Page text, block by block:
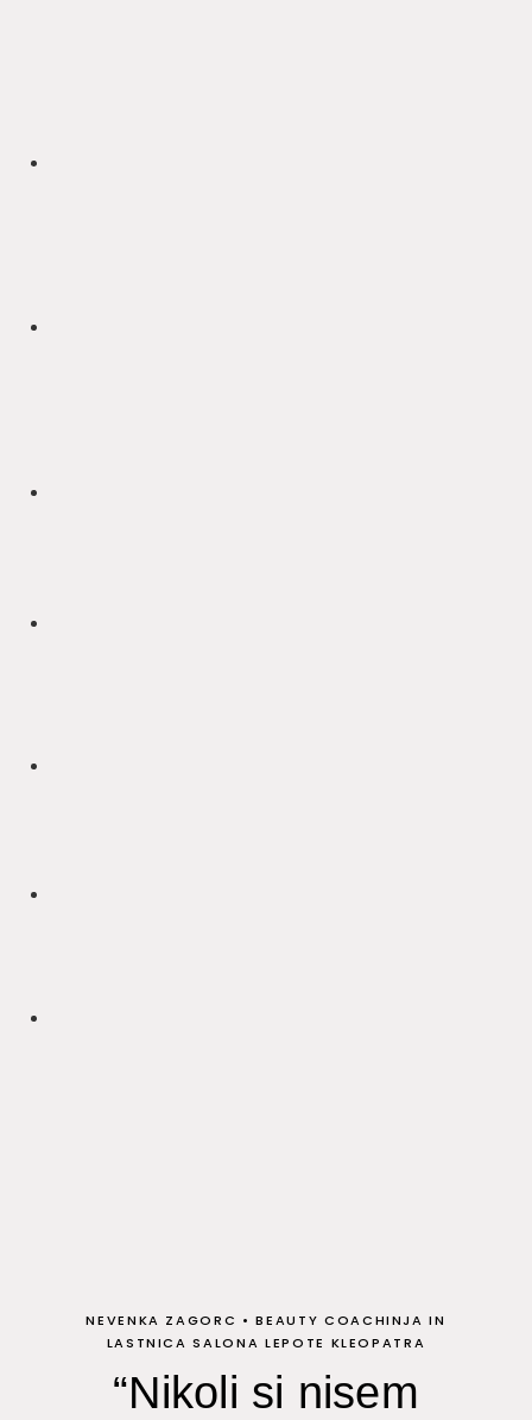
NEVENKA ZAGORC • BEAUTY COACHINJA IN
LASTNICA SALONA LEPOTE KLEOPATRA
“Nikoli si nisem